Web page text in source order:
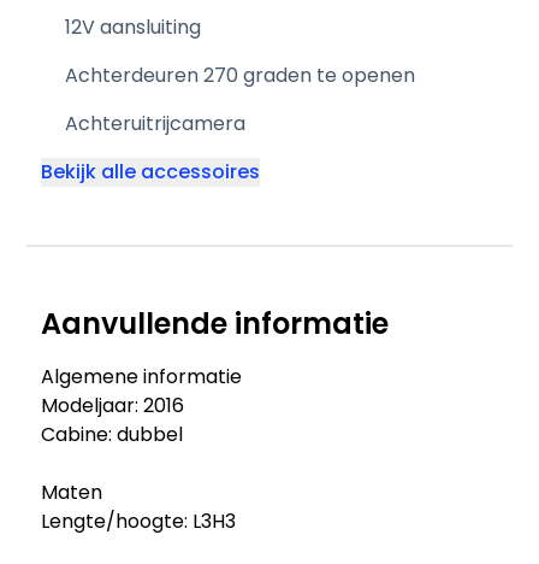
12V aansluiting
Achterdeuren 270 graden te openen
Achteruitrijcamera
Bekijk alle accessoires
Aanvullende informatie
Algemene informatie
Modeljaar: 2016
Cabine: dubbel
Maten
Lengte/hoogte: L3H3